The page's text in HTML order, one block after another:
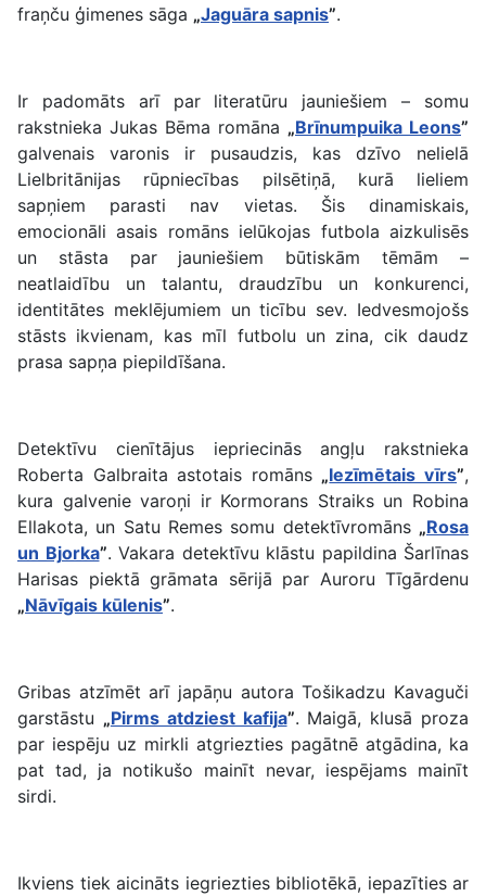
fraņču ģimenes sāga „Jaguāra sapnis”.
Ir padomāts arī par literatūru jauniešiem – somu
rakstnieka Jukas Bēma romāna „Brīnumpuika Leons”
galvenais varonis ir pusaudzis, kas dzīvo nelielā
Lielbritānijas rūpniecības pilsētiņā, kurā lieliem
sapņiem parasti nav vietas. Šis dinamiskais,
emocionāli asais romāns ielūkojas futbola aizkulisēs
un stāsta par jauniešiem būtiskām tēmām –
neatlaidību un talantu, draudzību un konkurenci,
identitātes meklējumiem un ticību sev. Iedvesmojošs
stāsts ikvienam, kas mīl futbolu un zina, cik daudz
prasa sapņa piepildīšana.
Detektīvu cienītājus iepriecinās angļu rakstnieka
Roberta Galbraita astotais romāns „Iezīmētais vīrs”,
kura galvenie varoņi ir Kormorans Straiks un Robina
Ellakota, un Satu Remes somu detektīvromāns „Rosa
un Bjorka”. Vakara detektīvu klāstu papildina Šarlīnas
Harisas piektā grāmata sērijā par Auroru Tīgārdenu
„Nāvīgais kūlenis”.
Gribas atzīmēt arī japāņu autora Tošikadzu Kavaguči
garstāstu „Pirms atdziest kafija”. Maigā, klusā proza
par iespēju uz mirkli atgriezties pagātnē atgādina, ka
pat tad, ja notikušo mainīt nevar, iespējams mainīt
sirdi.
Ikviens tiek aicināts iegriezties bibliotēkā, iepazīties ar